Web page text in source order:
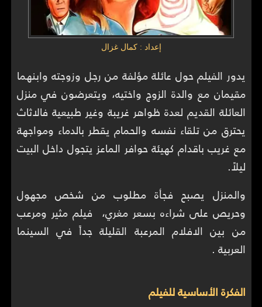
إعداد : كمال غزال
يدور الفيلم حول عائلة مؤلفة من رجل وزوجته وابنهما
مقيمان مع والدة الزوج واختيه، ويتعرضون في منزل
العائلة القديم لعدة ظواهر غريبة وغير طبيعية فالاثاث
يحترق من تلقاء نفسه والحمام يقطر بالدماء ومواجهة
مع غريب باقدام كهيئة حوافر الماعز يتجول داخل البيت
ليلاً.
والمنزل يصبح فجأة مطلوب من شخص مجهول
وحريص على شراءه بسعر مغري، فيلم مثير ومرعب
من بين الافلام المرعبة القليلة جداً في السينما
العربية .
الفكرة الأساسية للفيلم